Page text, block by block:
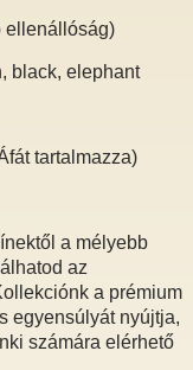
ellenállóság)
black, elephant
tartalmazza)
a mélyebb
az
a prémium
egyensúlyát nyújtja,
számára elérhető